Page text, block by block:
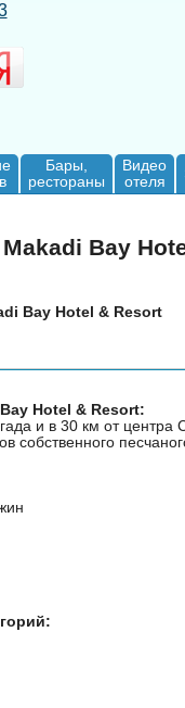
Бары,
рестораны
Видео
отеля
Bay
Bay Hotel & Resort
Hotel & Resort:
и в 30 км от центра
собственного